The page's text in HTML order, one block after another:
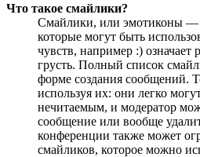
Что такое смайлики?
Смайлики, или эмотиконы —
которые могут быть
чувств, например :) означает
грусть. Полный список
форме создания сообщений.
используя их: они легко
нечитаемым, и модератор
сообщение или вообще
конференции также может
смайликов, которое можно